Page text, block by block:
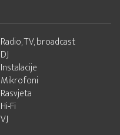
Radio, TV, broadcast
DJ
Instalacije
Mikrofoni
Rasvjeta
Hi-Fi
VJ